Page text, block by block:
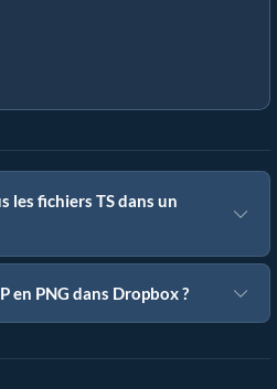
les fichiers TS dans un
en PNG dans Dropbox ?